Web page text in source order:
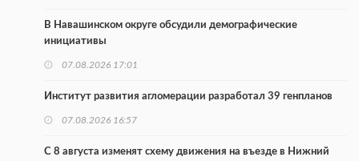
В Навашинском округе обсудили демографические
инициативы
07.08.2026 17:01
Институт развития агломерации разработал 39 генпланов
07.08.2026 16:57
С 8 августа изменят схему движения на въезде в Нижний